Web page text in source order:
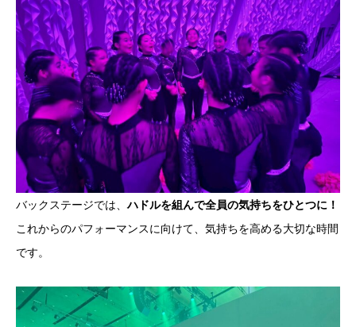
バックステージでは、ハドルを組んで全員の気持ちをひとつに！
これからのパフォーマンスに向けて、気持ちを高める大切な時間
です。